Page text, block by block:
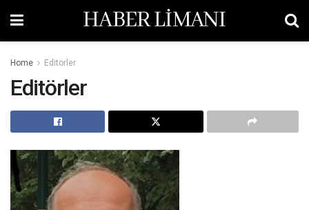
HABER LİMANI
Home Editörler
Editörler